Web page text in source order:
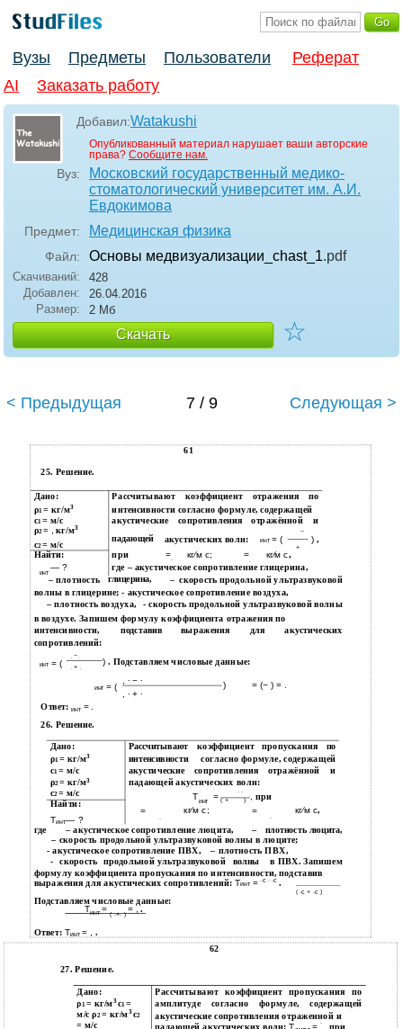
Вузы Предметы Пользователи
Реферат
AI
Заказать работу
Добавил:Watakushi
Опубликованный материал нарушает ваши авторские
права? Сообщите нам.
Вуз:
Московский государственный медико-
стоматологический университет им. А.И.
Евдокимова
Предмет: Медицинская физика
Файл: Основы медвизуализации_chast_1.pdf
Скачиваний:
428
Добавлен:
26.04.2016
Размер:
2 Мб
Скачать ☆
< Предыдущая 7 / 9 Следующая >
61
25. Решение.
Дано: Рассчитывают коэффициент отражения
по
ρ1 = кг/м3 интенсивности согласно формуле, содержащей
с1 = м/с акустические сопротивления отражённой
и
ρ2= ,кг/м3 −
падающей акустических волн: инт= ( ) ,
с2= м/с +
Найти: при =∙ кг⁄м с; = кг⁄м с,
∙
инт
— ? где – акустическое сопротивление глицерина,
– плотность глицерина, – скорость продольной ультразвуковой
волны в глицерине; - акустическое сопротивление воздуха,
– плотность воздуха,
- скорость продольной ультразвуковой волны
в воздухе. Запишем формулу коэффициента отражения по
интенсивности,
подставив выражения для
акустических
сопротивлений:
инт = (
∙−∙ ). Подставляем числовые данные:
∙+ ∙
, ∙ − ∙
инт = ( )
= (− ) = .
, ∙ + ∙
Ответ:инт = .
26. Решение.
Дано: Рассчитывают коэффициент пропускания по
ρ1= кг/м3 интенсивности согласно формуле, содержащей
с1= м/с акустические сопротивления отражённой
и
ρ2= кг/м3 падающей акустических волн:
с2= м/с ∙ ∙
Т = , при
( + )
Найти: инт
кг⁄м с; кг⁄м с,
= =
∙
Тинт— ? ∙
где – акустическое сопротивление люцита, – плотность люцита,
– скорость продольной ультразвуковой волны в люците;
- акустическое сопротивление ПВХ,
– плотность ПВХ,
-
скорость продольной ультразвуковой волны
в ПВХ. Запишем
формулу коэффициента пропускания по интенсивности, подставив
выражения для акустических сопротивлений: Тинт =∙с ∙ ∙с .
( ∙с + ∙с )
Подставляем числовые данные:
∙ ∙ ∙ ∙Тинт= ( ∙+∙ )= ,.
Ответ: Тинт= , .
62
27. Решение.
Дано:
ρ1 = кг/м3с1 =
м/с ρ2= кг/м3с2
= м/с
Рассчитывают коэффициент пропускания по
амплитуде согласно формуле, содержащей
акустические сопротивления отраженной и
∙